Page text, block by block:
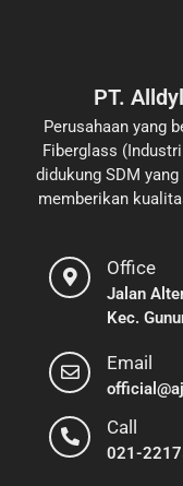
PT.
Perusahaan yang
Fiberglass
didukung SDM
memberikan
Office
Jalan
Kec.
Email
Call
021-